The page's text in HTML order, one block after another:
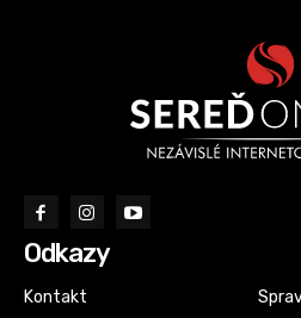
Odkazy
Kontakt